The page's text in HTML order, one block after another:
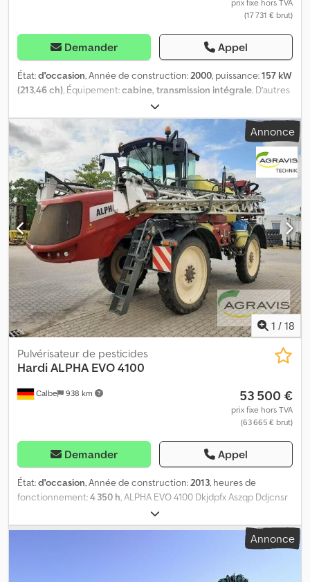
prix fixe hors TVA
(17 731 € brut)
Demander Appel
État:d'occasion, Année de construction:2000, puissance:157 kW
(213,46 ch), Équipement:cabine, transmission intégrale, D’autres
informations et photos seront disponibles prochainement ! Plus
de photos et de détails à suivre ! -----Numéro de véhicule
interne : 12255 Dodow Nfb Rspfx Acnokr Sous réserve d’erreurs et
de vente entre temps.
Annonce
1 / 18
Calbe 938 km
Pulvérisateur de pesticides
HardiALPHA EVO 4100
53 500 €
prix fixe hors TVA
(63 665 € brut)
Demander Appel
État:d'occasion, Année de construction:2013, heures de
fonctionnement:4 350 h, ALPHA EVO 4100 Dkjdpfx Aszqp Ddjcnsr
(0020) Pulvérisateur automoteur pour la protection des cultures
(0030) * Barre de pulvérisation en aluminium de 30 m (0040) *
Système de rinçage des injecteurs (0050) * Suspension duAnnonce